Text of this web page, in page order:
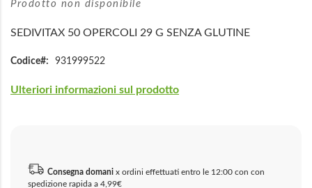
Prodotto non disponibile
SEDIVITAX 50 OPERCOLI 29 G SENZA GLUTINE
Codice 931999522
Ulteriori informazioni sul prodotto
Consegna domani x ordini effettuati entro le 12:00 con con
spedizione rapida a 4,99€